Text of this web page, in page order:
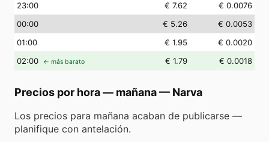
23:00 € 7.62
€ 0.0076
00:00 € 5.26
€ 0.0053
01:00 € 1.95
€ 0.0020
02:00 ← más barato € 1.79 € 0.0018
Precios por hora — mañana— Narva
Los precios para mañana acaban de publicarse —
planifique con antelación.